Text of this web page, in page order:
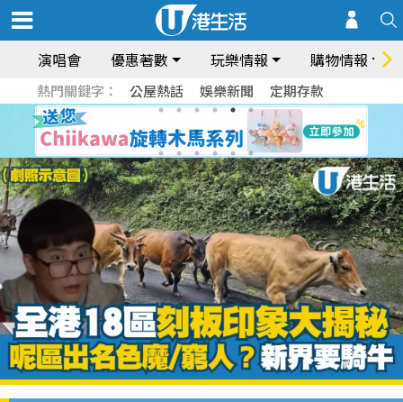
演唱會 優惠著數 玩樂情報 購物情報
熱門關鍵字： 公屋熱話 娛樂新聞 定期存款